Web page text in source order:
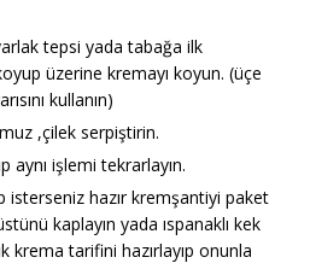
tepsi yada tabağa ilk
üzerine kremayı koyun. (üçe
kullanın)
,çilek serpiştirin.
aynı işlemi tekrarlayın.
isterseniz hazır kremşantiyi paket
kaplayın yada ıspanaklı kek
krema tarifini hazırlayıp onunla